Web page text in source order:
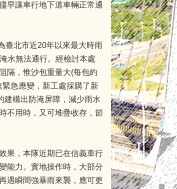
早讓車行地下道車輛正常通
臺北市近20年以來最大時雨
水無法通行。經檢討本處
隔，惟沙包重量大(每包約
急應變，新工處採購了新
建構出防淹屏障，減少雨水
不用時，又可堆疊收存，節
果，本隊近期已在信義車行
能力。實地操作時，大部分
遇瞬間強暴雨來襲，應可更